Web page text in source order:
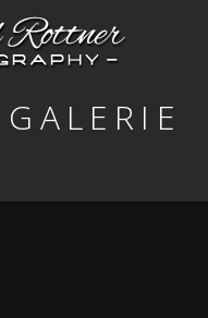
G A L E R I E